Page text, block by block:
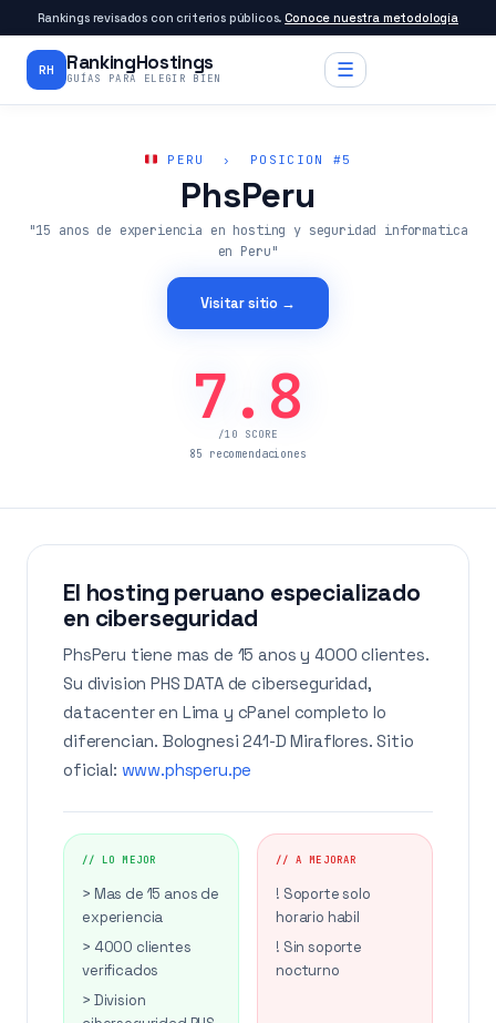
Rankings revisados con criterios públicos.Conoce nuestra metodología
RH RankingHostings
GUÍAS PARA ELEGIR BIEN ☰
PERU › POSICION #5
PhsPeru
"15 anos de experiencia en hosting y seguridad informatica
en Peru"
Visitar sitio →
7.8
/10 SCORE
85 recomendaciones
El hosting peruano especializado
en ciberseguridad
PhsPeru tiene mas de 15 anos y 4000 clientes.
Su division PHS DATA de ciberseguridad,
datacenter en Lima y cPanel completo lo
diferencian. Bolognesi 241-D Miraflores. Sitio
oficial: www.phsperu.pe
// LO MEJOR
> Mas de 15 anos de
experiencia
> 4000 clientes
verificados
> Division
// A MEJORAR
! Soporte solo
horario habil
! Sin soporte
nocturno